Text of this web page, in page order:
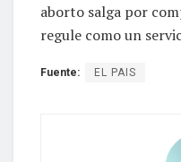
aborto salga por
regule como un
Fuente: EL PAIS